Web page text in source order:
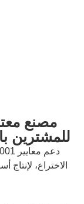
مصنع
للمشترين
الاختراع، لإنتاج